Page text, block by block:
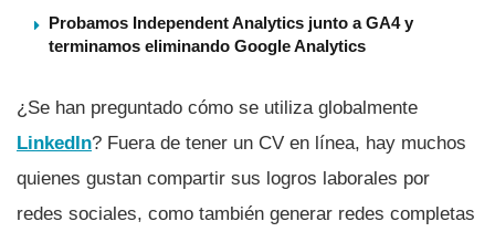
Probamos Independent Analytics junto a GA4 y
terminamos eliminando Google Analytics
¿Se han preguntado cómo se utiliza globalmente
LinkedIn? Fuera de tener un CV en lí­nea, hay muchos
quienes gustan compartir sus logros laborales por
redes sociales, como también generar redes completas